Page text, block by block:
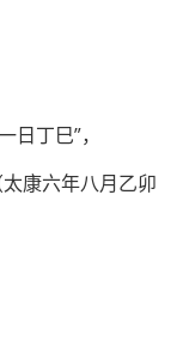
泰始十年